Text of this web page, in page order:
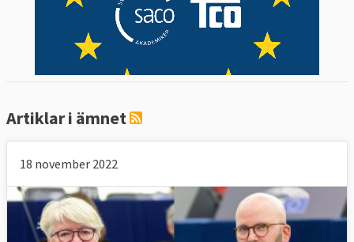
Artiklar i ämnet
18 november 2022